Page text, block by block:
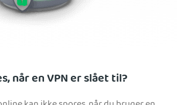
når en VPN er slået til?